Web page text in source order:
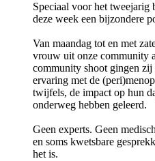
Speciaal voor het tweejarig
deze week een bijzondere
Van maandag tot en met
vrouw uit onze community
community shoot gingen
ervaring met de
twijfels, de impact op hun
onderweg hebben geleerd.
Geen experts. Geen
en soms kwetsbare
het is.